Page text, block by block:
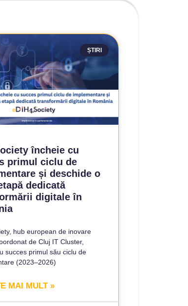
ȘTIRI
încheie cu
primul ciclu de
și deschide o
dedicată
digitale în
hub european de inovare
de Cluj IT Cluster,
succes primul său ciclu de
(2023–2026)
MAI MULT »